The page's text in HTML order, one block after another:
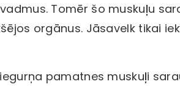
Tomēr šo muskuļu
orgānus. Jāsavelk tikai
pamatnes muskuļi